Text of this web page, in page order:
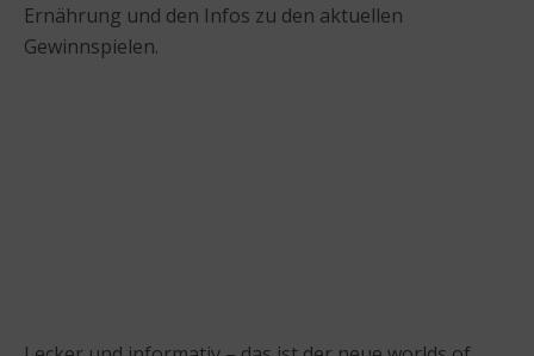
Ernährung und den Infos zu den aktuellen
Gewinnspielen.